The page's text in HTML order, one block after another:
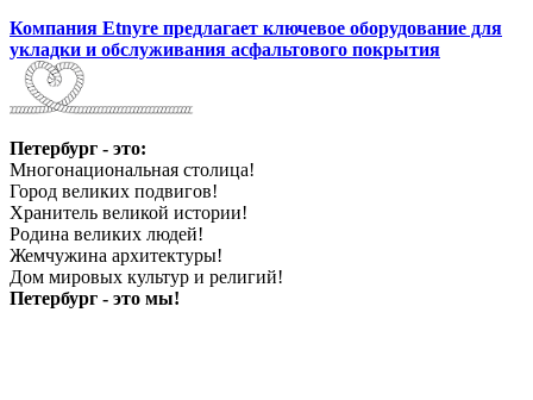
Компания Etnyre предлагает ключевое оборудование для
укладки и обслуживания асфальтового покрытия
Петербург - это:
Многонациональная столица!
Город великих подвигов!
Хранитель великой истории!
Родина великих людей!
Жемчужина архитектуры!
Дом мировых культур и религий!
Петербург - это мы!